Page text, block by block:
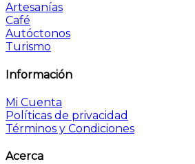
Artesanías
Café
Autóctonos
Turismo
Información
Mi Cuenta
Políticas de privacidad
Términos y Condiciones
Acerca